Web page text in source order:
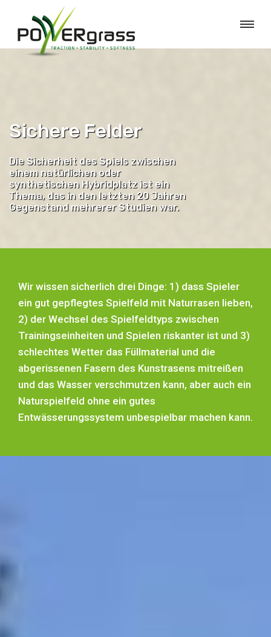
Sichere Felder
Die Sicherheit des Spiels zwischen
einem natürlichen oder
synthetischen Hybridplatz ist ein
Thema, das in den letzten 20 Jahren
Gegenstand mehrerer Studien war.
Wir wissen sicherlich drei Dinge: 1) dass Spieler
ein gut gepflegtes Spielfeld mit Naturrasen lieben,
2) der Wechsel des Spielfeldtyps zwischen
Trainingseinheiten und Spielen riskanter ist und 3)
schlechtes Wetter das Füllmaterial und die
abgerissenen Fasern des Kunstrasens mitreißen
und das Wasser verschmutzen kann, aber auch ein
Naturspielfeld ohne ein gutes
Entwässerungssystem unbespielbar machen kann.